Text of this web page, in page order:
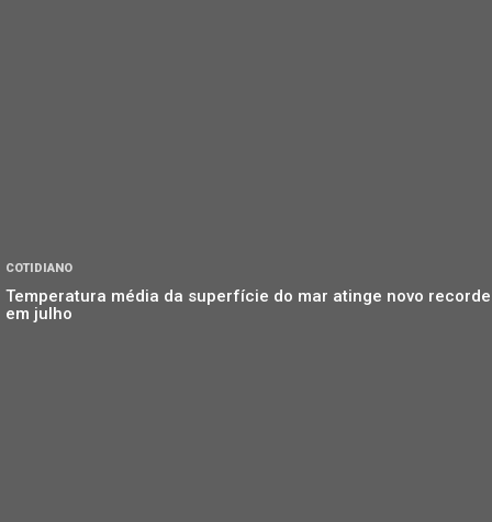
COTIDIANO
Temperatura média da superfície do mar atinge novo recorde
em julho